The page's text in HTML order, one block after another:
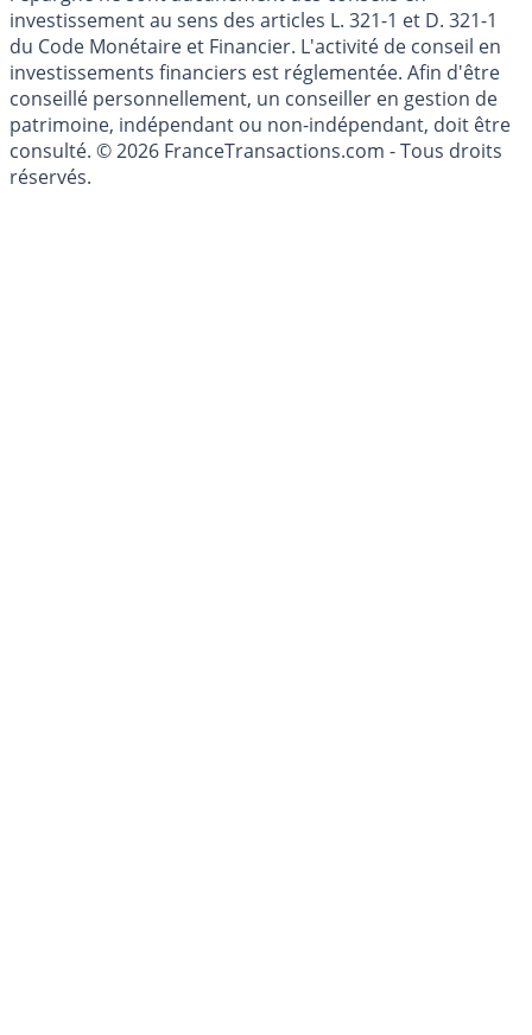
Les articles et commentaires publiés sur le guide de
l'épargne ne sont aucunement des conseils en
investissement au sens des articles L. 321-1 et D. 321-1
du Code Monétaire et Financier. L'activité de conseil en
investissements financiers est réglementée. Afin d'être
conseillé personnellement, un conseiller en gestion de
patrimoine, indépendant ou non-indépendant, doit être